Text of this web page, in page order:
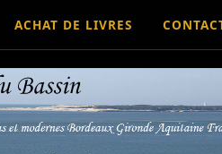
ACHAT DE LIVRES